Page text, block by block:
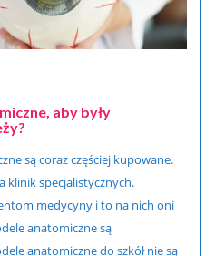
aby były
są coraz częściej kupowane.
klinik specjalistycznych.
medycyny i to na nich oni
anatomiczne są
anatomiczne do szkół nie są